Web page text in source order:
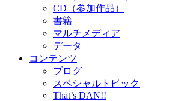
CD（参加作品）
書籍
マルチメディア
データ
コンテンツ
ブログ
スペシャルトピック
That’s DAN!!